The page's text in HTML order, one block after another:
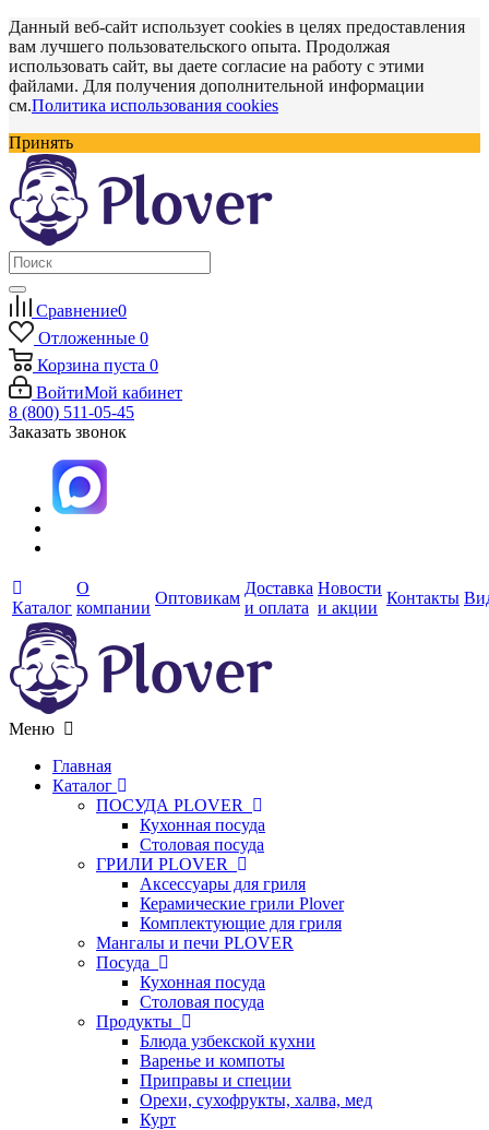
Данный веб-сайт использует cookies в целях предоставления
вам лучшего пользовательского опыта. Продолжая
использовать сайт, вы даете согласие на работу с этими
файлами. Для получения дополнительной информации
см.Политика использования cookies
Принять
Сравнение0
Отложенные 0
Корзина пуста 0
ВойтиМой кабинет
8 (800) 511-05-45
Заказать звонок
Каталог
О
компании
Оптовикам
Доставка
и оплата
Новости
и акции
Контакты
Меню
Главная
Каталог
ПОСУДА PLOVER
Кухонная посуда
Столовая посуда
ГРИЛИ PLOVER
Аксессуары для гриля
Керамические грили Plover
Комплектующие для гриля
Мангалы и печи PLOVER
Посуда
Кухонная посуда
Столовая посуда
Продукты
Блюда узбекской кухни
Варенье и компоты
Приправы и специи
Орехи, сухофрукты, халва, мед
Курт